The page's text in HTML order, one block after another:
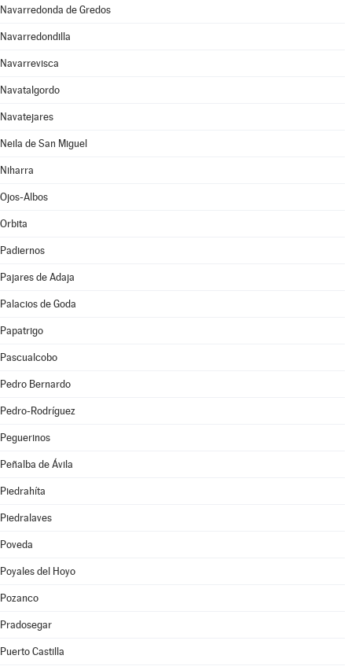
Navarredonda de Gredos
Navarredondilla
Navarrevisca
Navatalgordo
Navatejares
Neila de San Miguel
Niharra
Ojos-Albos
Orbita
Padiernos
Pajares de Adaja
Palacios de Goda
Papatrigo
Pascualcobo
Pedro Bernardo
Pedro-Rodríguez
Peguerinos
Peñalba de Ávila
Piedrahíta
Piedralaves
Poveda
Poyales del Hoyo
Pozanco
Pradosegar
Puerto Castilla